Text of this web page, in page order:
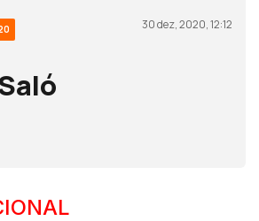
30 dez, 2020, 12:12